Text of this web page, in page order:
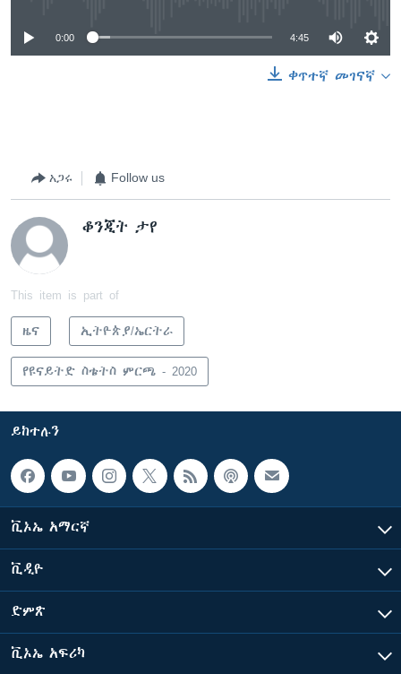
0:00 4:45
ቀጥተኛ መገናኛ
አጋሩ Follow us
ቆንጂት ታየ
This item is part of
ዜና ኢትዮጵያ/ኤርትራ
የዩናይትድ ስቴትስ ምርጫ - 2020
ይከተሉን
ቪኦኤ አማርኛ
ቪዲዮ
ድምጽ
ቪኦኤ አፍሪካ